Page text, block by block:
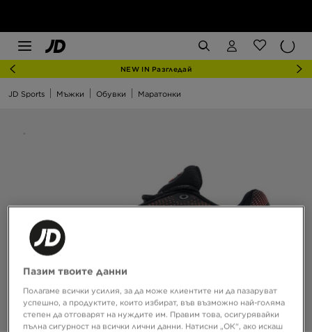
NEW IN Разгледай
JD Sports Мъжки Обувки Маратонки
Пазим твоите данни
Полагаме всички усилия, за да може клиентите ни да пазаруват
успешно, а продуктите, които избират, във възможно най-голяма
степен да отговарят на нуждите им. Правим това, осигурявайки
пълна сигурност на всички лични данни. Натисни „ОК“, ако искаш